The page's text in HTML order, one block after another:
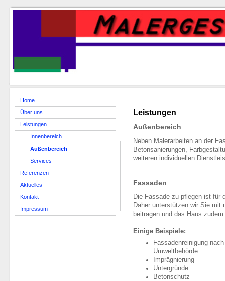
Home
Über uns
Leistungen
Innenbereich
Außenbereich
Services
Referenzen
Aktuelles
Kontakt
Impressum
Leistungen
Außenbereich
Neben Malerarbeiten an der
Betonsanierungen,
weiteren individuellen
Fassaden
Die Fassade zu pflegen ist für
Daher unterstützen wir Sie mit
beitragen und das Haus
Einige Beispiele:
Fassadenreinigung
Umweltbehörde
Imprägnierung
Untergründe
Betonschutz